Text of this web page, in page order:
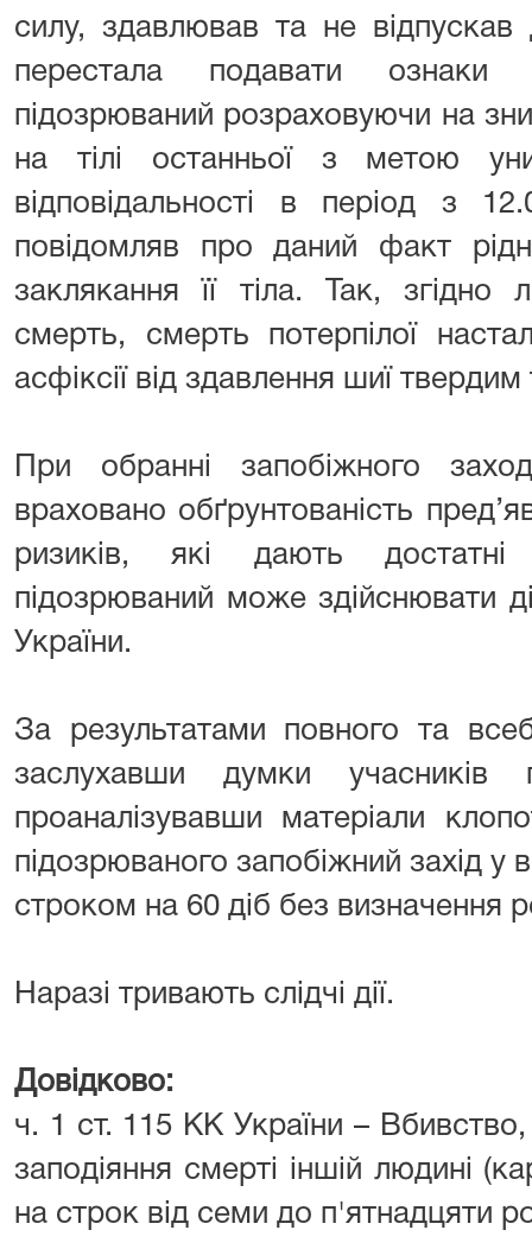
силу, здавлював та не
перестала подавати
підозрюваний розраховуючи на
на тілі останньої з метою
відповідальності в період з
повідомляв про даний факт
заклякання її тіла. Так, згідно
смерть, смерть потерпілої
асфіксії від здавлення шиї
При обранні запобіжного
враховано обґрунтованість
ризиків, які дають
підозрюваний може здійснювати
України.
За результатами повного та
заслухавши думки учасників
проаналізувавши матеріали
підозрюваного запобіжний захід у
строком на 60 діб без визначення
Наразі тривають слідчі дії.
Довідково:
ч. 1 ст. 115 КК України –
заподіяння смерті іншій людині
на строк від семи до п'ятнадцяти